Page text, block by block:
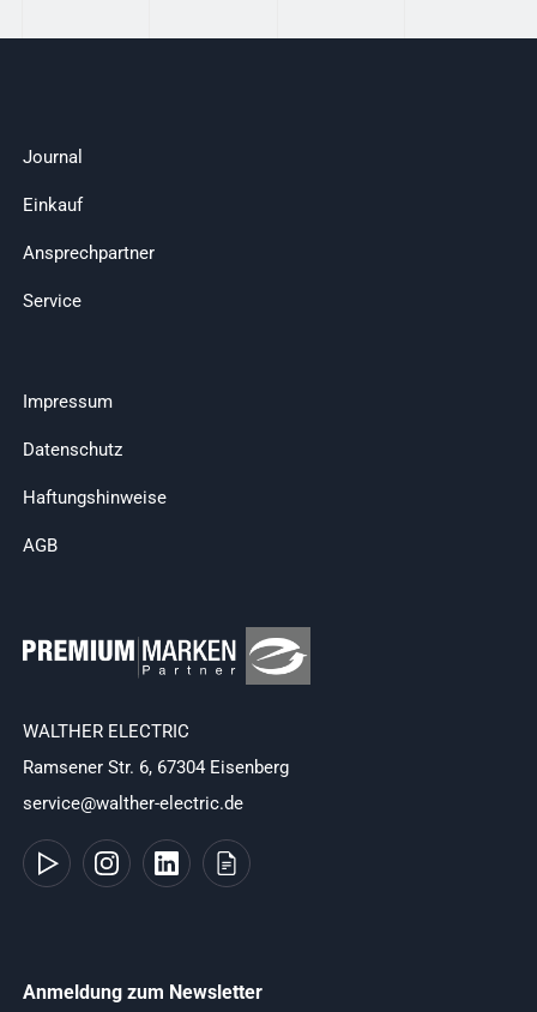
Journal
Einkauf
Ansprechpartner
Service
Impressum
Datenschutz
Haftungshinweise
AGB
WALTHER ELECTRIC
Ramsener Str. 6, 67304 Eisenberg
service@walther-electric.de
Anmeldung zum Newsletter